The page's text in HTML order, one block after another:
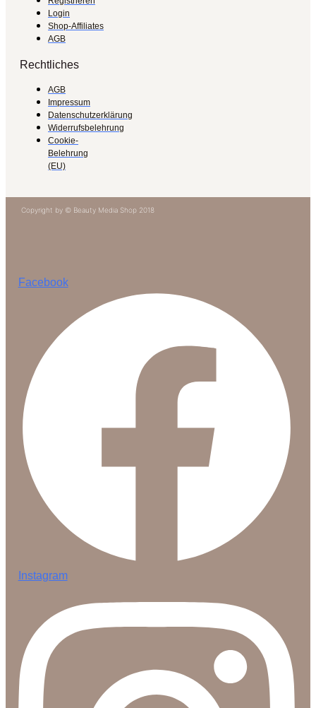
Login
Shop-Affiliates
AGB
Rechtliches
AGB
Impressum
Datenschutzerklärung
Widerrufsbelehrung
Cookie-
Belehrung
(EU)
Copyright by © Beauty Media Shop 2018
Facebook
Instagram